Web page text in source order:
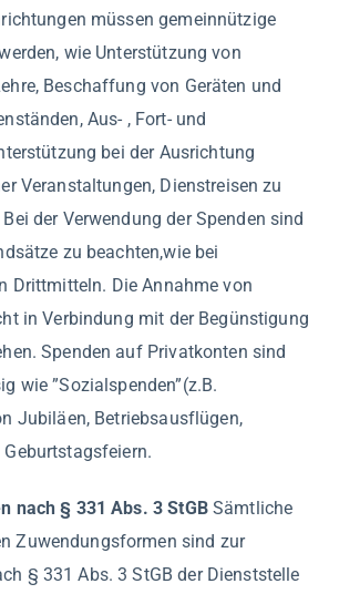
müssen gemeinnützige
wie Unterstützung von
Beschaffung von Geräten und
Aus- , Fort- und
bei der Ausrichtung
Veranstaltungen, Dienstreisen zu
der Verwendung der Spenden sind
zu beachten,wie bei
Drittmitteln. Die Annahme von
in Verbindung mit der Begünstigung
Spenden auf Privatkonten sind
wie ”Sozialspenden”(z.B.
Jubiläen, Betriebsausflügen,
nach § 331 Abs. 3 StGBSämtliche
Zuwendungsformen sind zur
§ 331 Abs. 3 StGB der Dienststelle